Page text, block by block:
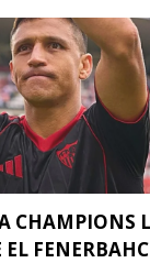
CHAMPIONS